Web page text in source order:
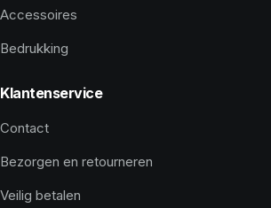
Accessoires
Bedrukking
Klantenservice
Contact
Bezorgen en retourneren
Veilig betalen